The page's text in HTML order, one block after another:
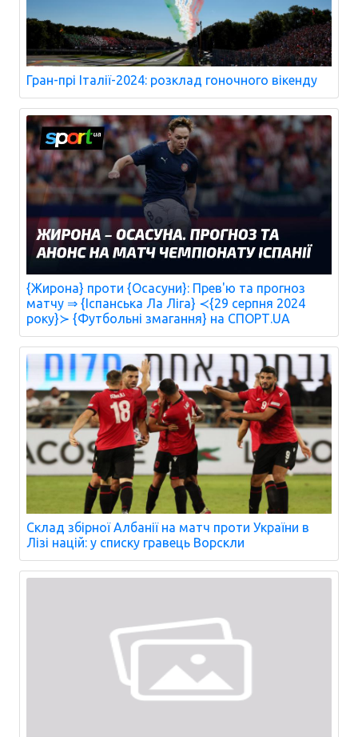
Гран-прі Італії-2024: розклад гоночного вікенду
{Жирона} проти {Осасуни}: Прев'ю та прогноз
матчу ⇒ {Іспанська Ла Ліга} ≺{29 серпня 2024
року}≻ {Футбольні змагання} на СПОРТ.UA
Склад збірної Албанії на матч проти України в
Лізі націй: у списку гравець Ворскли